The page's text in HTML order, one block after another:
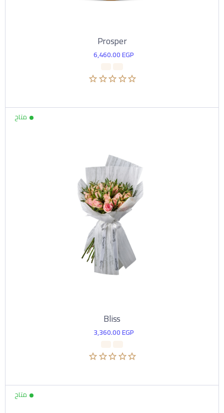
Prosper
6,460.00EGP
Bliss
3,360.00EGP